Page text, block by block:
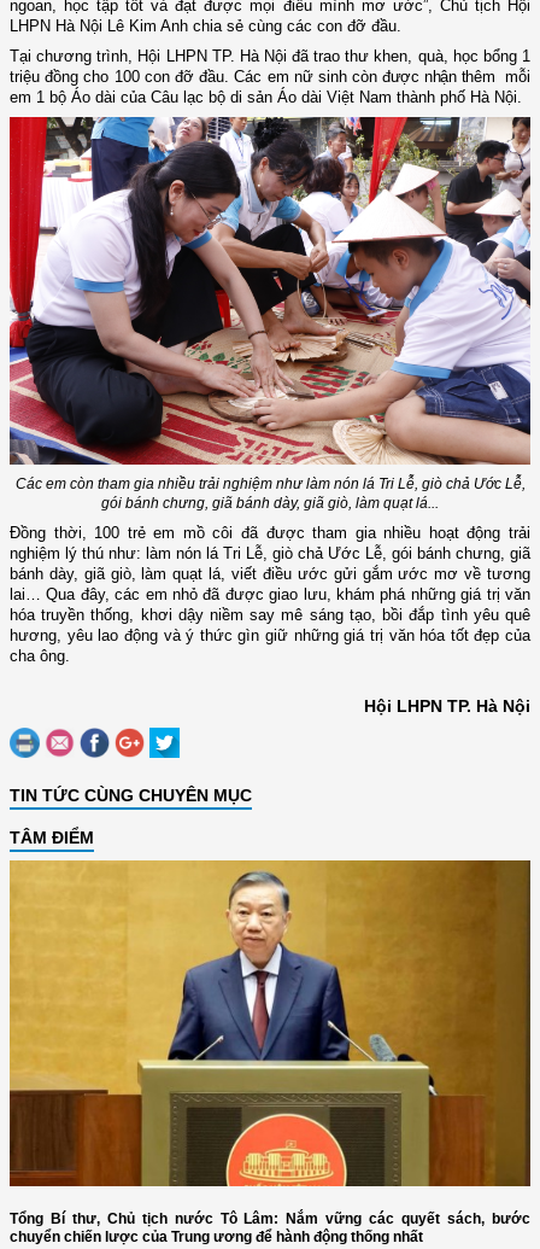
ngoan, học tập tốt và đạt được mọi điều mình mơ ước”, Chủ tịch Hội
LHPN Hà Nội Lê Kim Anh chia sẻ cùng các con đỡ đầu.
Tạic hương trình, Hội LHPN TP. Hà Nội đã trao thư khen, quà, học bổng 1
triệu đồng cho 100 con đỡ đầu. Các em nữ sinh còn được nhận thêm mỗi
em 1 bộ Áo dài của Câu lạc bộ di sản Áo dài Việt Nam thành phố Hà Nội.
Các em còn tham gia nhiều trải nghiệm như làm nón lá Tri Lễ, giò chả Ước Lễ,
gói bánh chưng, giã bánh dày, giã giò, làm quạt lá...
Đồng thời, 100 trẻ em mồ côi đã được tham gia nhiều hoạt động trải
nghiệm lý thú như: làm nón lá Tri Lễ, giò chả Ước Lễ, gói bánh chưng, giã
bánh dày, giã giò, làm quạt lá, viết điều ước gửi gắm ước mơ về tương
lai… Qua đây, các em nhỏ đã được giao lưu, khám phá những giá trị văn
hóa truyền thống, khơi dậy niềm say mê sáng tạo, bồi đắp tình yêu quê
hương, yêu lao động và ý thức gìn giữ những giá trị văn hóa tốt đẹp của
cha ông.
Hội LHPN TP. Hà Nội
TIN TỨC CÙNG CHUYÊN MỤC
TÂM ĐIỂM
Tổng Bí thư, Chủ tịch nước Tô Lâm: Nắm vững các quyết sách, bước
chuyển chiến lược của Trung ương để hành động thống nhất